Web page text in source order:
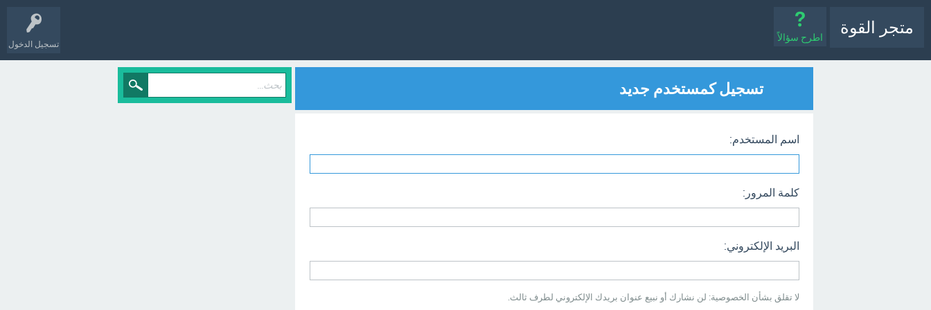
تسجيل الدخول
متجر القوة
اطرح سؤالاً
تسجيل كمستخدم جديد
اسم المستخدم:
كلمة المرور:
البريد الإلكتروني:
لا تقلق بشأن الخصوصية: لن نشارك أو نبيع عنوان بريدك الإلكتروني لطرف ثالث.